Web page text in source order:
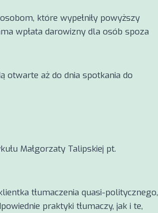
które wypełniły powyższy
wpłata darowizny dla osób spoza
otwarte aż do dnia spotkania do
Małgorzaty Talipskiej pt.
tłumaczenia quasi-politycznego,
praktyki tłumaczy, jak i te,